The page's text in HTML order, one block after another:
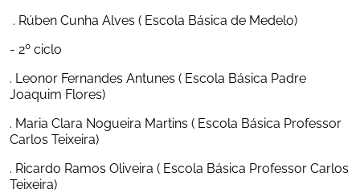
. Rúben Cunha Alves ( Escola Básica de Medelo)
- 2º ciclo
. Leonor Fernandes Antunes ( Escola Básica Padre
Joaquim Flores)
. Maria Clara Nogueira Martins ( Escola Básica Professor
Carlos Teixeira)
. Ricardo Ramos Oliveira ( Escola Básica Professor Carlos
Teixeira)